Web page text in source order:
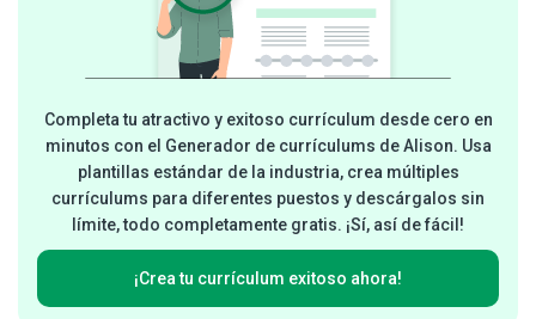
Completa tu atractivo y exitoso currículum desde cero en
minutos con el Generador de currículums de Alison. Usa
plantillas estándar de la industria, crea múltiples
currículums para diferentes puestos y descárgalos sin
límite, todo completamente gratis. ¡Sí, así de fácil!
¡Crea tu currículum exitoso ahora!